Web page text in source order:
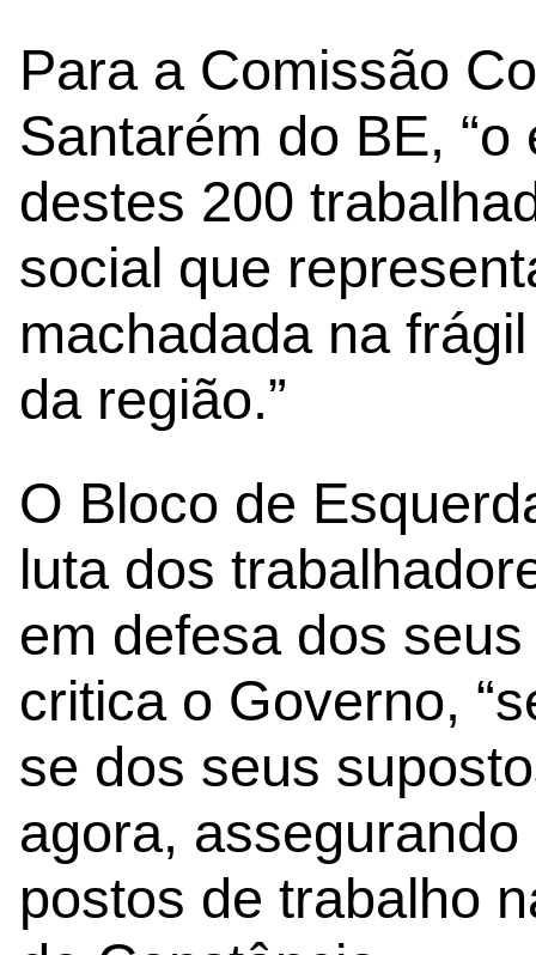
Para a Comissão
Santarém do BE,
destes 200
social que
machadada na
da região.”
O Bloco de
luta dos
em defesa dos
critica o Governo,
se dos seus
agora,
postos de trabalho